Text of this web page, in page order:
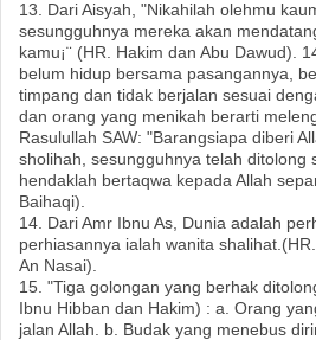
13. Dari Aisyah, "Nikahilah olehmu
sesungguhnya mereka akan
kamu¡¨ (HR. Hakim dan Abu Dawud).
belum hidup bersama pasangannya,
timpang dan tidak berjalan sesuai
dan orang yang menikah berarti
Rasulullah SAW: "Barangsiapa diberi
sholihah, sesungguhnya telah ditolong
hendaklah bertaqwa kepada Allah
Baihaqi).
14. Dari Amr Ibnu As, Dunia adalah
perhiasannya ialah wanita
An Nasai).
15. "Tiga golongan yang berhak
Ibnu Hibban dan Hakim) : a. Orang
jalan Allah. b. Budak yang menebus